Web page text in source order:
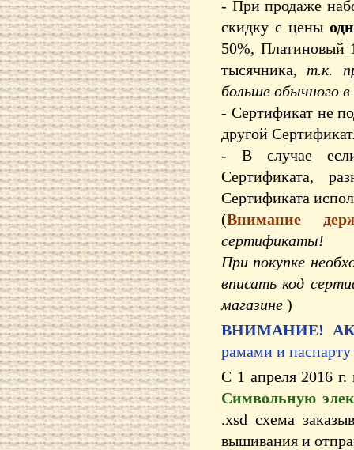
- При продаже
скидку с цены
50%, Платиновый
тысячника, т.к.
больше обычного в
- Сертификат не
другой
- В случае если
Сертификата,
Сертификата
(Внимание
сертификаты!
При покупке
вписать код
магазине )
ВНИМАНИЕ!
рамами и паспарту
С 1 апреля 2016
Символьную
.xsd схема
вышивания и